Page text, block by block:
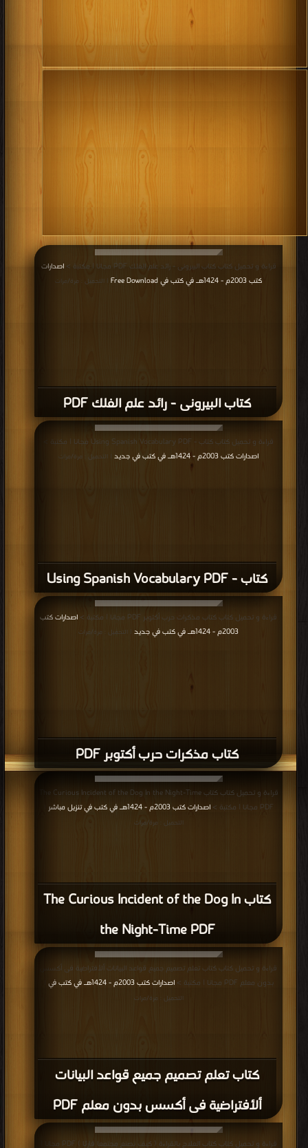
كتاب البيرونى - رائد علم الفلك PDF
قراءة و تحميل كتاب كتاب البيرونى - رائد علم الفلك PDF مجانا | مكتبة >
اصدارات
كتب 2003م - 1424هـ في كتب في Free Download
| التحميل : مرة/مرات
كتاب - Using Spanish Vocabulary PDF
قراءة و تحميل كتاب كتاب - Using Spanish Vocabulary PDF مجانا | مكتبة >
اصدارات كتب 2003م - 1424هـ في كتب في جديد
| التحميل : مرة/مرات
كتاب مذكرات حرب أكتوبر PDF
قراءة و تحميل كتاب كتاب مذكرات حرب أكتوبر PDF مجانا | مكتبة >
اصدارات كتب
2003م - 1424هـ في كتب في جديد
| التحميل : مرة/مرات
كتاب The Curious Incident of the Dog In
the Night-Time PDF
قراءة و تحميل كتاب كتاب The Curious Incident of the Dog In the Night-Time
PDF مجانا | مكتبة >
اصدارات كتب 2003م - 1424هـ في كتب في تنزيل مباشر
التحميل : مرة/مرات
كتاب تعلم تصميم جميع قواعد البيانات
ألأفتراضية فى أكسس بدون معلم PDF
قراءة و تحميل كتاب كتاب تعلم تصميم جميع قواعد البيانات ألأفتراضية فى أكسس
بدون معلم PDF مجانا | مكتبة >
اصدارات كتب 2003م - 1424هـ في كتب في
التحميل : مرة/مرات
قراءة و تحميل كتاب كتاب العلاج بالقراءة ( كيف نصنع مجتمعا قارئا ) PDF مجانا |